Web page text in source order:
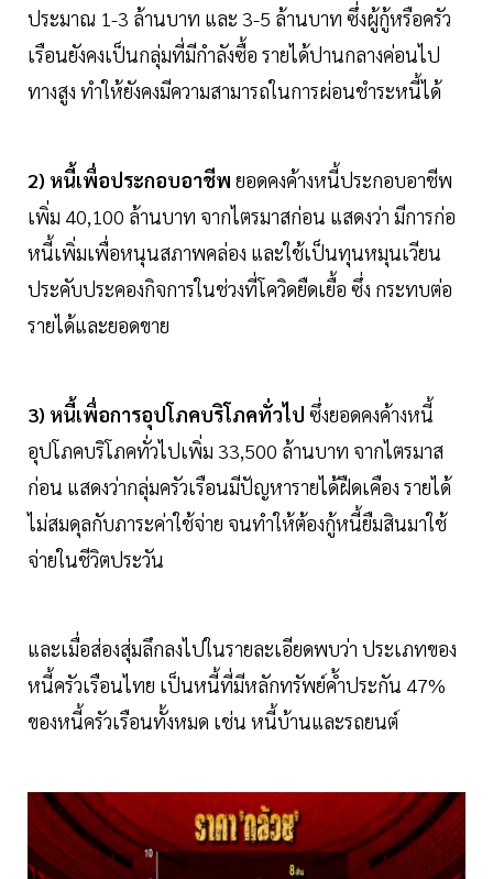
ประมาณ 1-3 ล้านบาท และ 3-5 ล้านบาท ซึ่งผู้กู้หรือครัว
เรือนยังคงเป็นกลุ่มที่มีกำลังซื้อ รายได้ปานกลางค่อนไป
ทางสูง ทำให้ยังคงมีความสามารถในการผ่อนชำระหนี้ได้
2) หนี้เพื่อประกอบอาชีพ ยอดคงค้างหนี้ประกอบอาชีพ
เพิ่ม 40,100 ล้านบาท จากไตรมาสก่อน แสดงว่า มีการก่อ
หนี้เพิ่มเพื่อหนุนสภาพคล่อง และใช้เป็นทุนหมุนเวียน
ประคับประคองกิจการในช่วงที่โควิดยืดเยื้อ ซึ่ง กระทบต่อ
รายได้และยอดขาย
3) หนี้เพื่อการอุปโภคบริโภคทั่วไป ซึ่งยอดคงค้างหนี้
อุปโภคบริโภคทั่วไปเพิ่ม 33,500 ล้านบาท จากไตรมาส
ก่อน แสดงว่ากลุ่มครัวเรือนมีปัญหารายได้ฝืดเคือง รายได้
ไม่สมดุลกับภาระค่าใช้จ่าย จนทำให้ต้องกู้หนี้ยืมสินมาใช้
จ่ายในชีวิตประวัน
และเมื่อส่องสุ่มลึกลงไปในรายละเอียดพบว่า ประเภทของ
หนี้ครัวเรือนไทย เป็นหนี้ที่มีหลักทรัพย์ค้ำประกัน 47%
ของหนี้ครัวเรือนทั้งหมด เช่น หนี้บ้านและรถยนต์